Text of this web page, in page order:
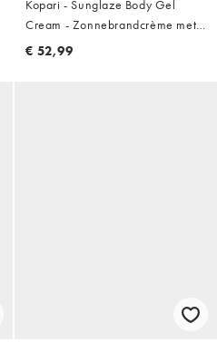
Kopari - Sunglaze Body Gel
Cream - Zonnebrandcrème met
SPF 50
€ 52,99